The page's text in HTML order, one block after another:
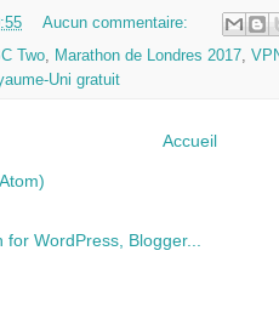
Aucun commentaire:
Two Marathon de Londres 2017
Uni gratuit
Accueil